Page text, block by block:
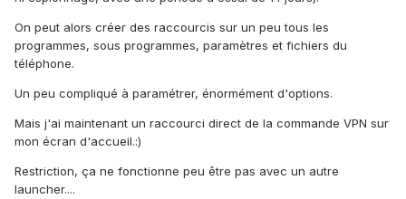
On peut alors créer des raccourcis sur un peu tous les
programmes, sous programmes, paramètres et fichiers du
téléphone.
Un peu compliqué à paramétrer, énormément d'options.
Mais j'ai maintenant un raccourci direct de la commande VPN sur
mon écran d'accueil.:)
Restriction, ça ne fonctionne peu être pas avec un autre
launcher....